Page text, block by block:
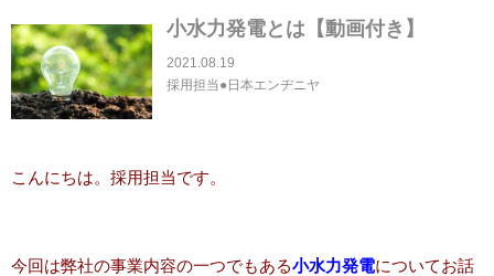
小水力発電とは【動画付き】
2021.08.19
採用担当●日本エンヂニヤ
こんにちは。採用担当です。
今回は弊社の事業内容の一つでもある小水力発電についてお話